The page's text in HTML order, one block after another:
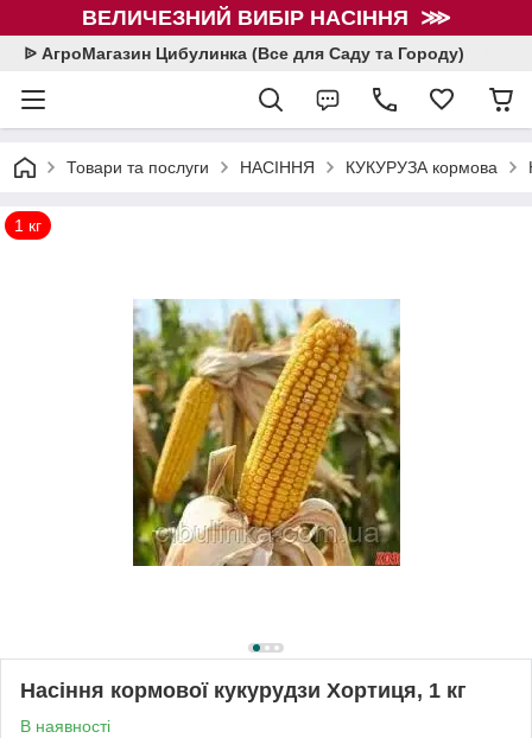
ВЕЛИЧЕЗНИЙ ВИБІР НАСІННЯ ⋙
ᐉ АгроМагазин Цибулинка (Все для Саду та Городу)
Товари та послуги НАСІННЯ КУКУРУЗА кормова
1 кг
Насіння кормової кукурудзи Хортиця, 1 кг
В наявності